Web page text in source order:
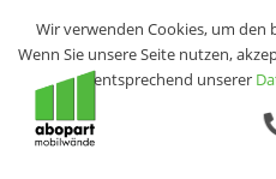
Wir verwenden Cookies, um den
Wenn Sie unsere Seite nutzen,
entsprechend unserer